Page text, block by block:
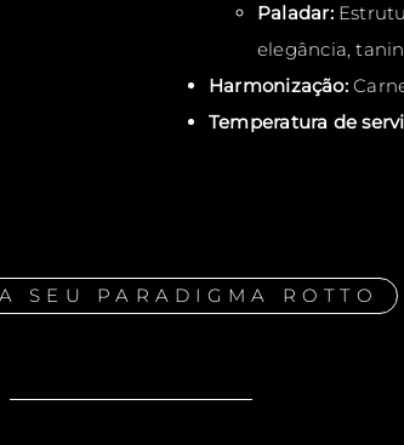
Paladar:
elegância,
Harmonização:
Temperatura de
SEU PARADIGMA ROTTO